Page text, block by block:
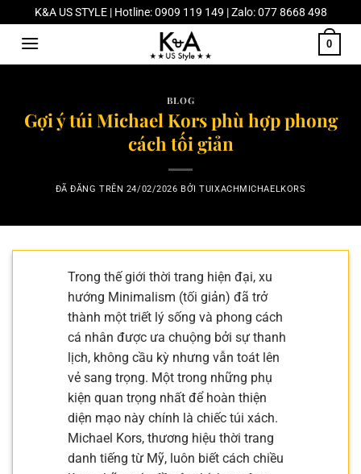
Chuyển
đến
dung
K&A US STYLE | Hotline: 0909 119 149 | Zalo: 077 8668 498
0
BLOG
Gợi ý túi Michael Kors phù hợp phong
cách tối giản
ĐÃ ĐĂNG TRÊN 24/02/2026 BỞITUIXACHMICHAELKORS
Trong thế giới thời trang hiện đại, xu
hướng Minimalism (tối giản) đã trở
thành một triết lý sống và phong cách
cá nhân được ưa chuộng bởi sự thanh
lịch, không cầu kỳ nhưng vẫn toát lên
vẻ sang trọng. Một trong những phụ
kiện quan trọng nhất để hoàn thiện
diện mạo này chính là chiếc túi xách.
Michael Kors, thương hiệu thời trang
danh tiếng từ Mỹ, luôn biết cách chiều